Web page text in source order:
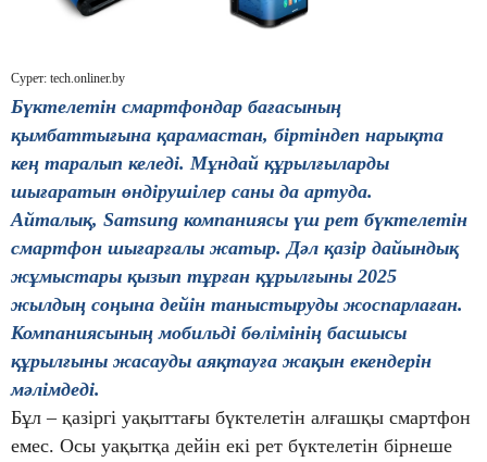
Сурет: tech.onliner.by
Бүктелетін смартфондар бағасының
қымбаттығына қарамастан, біртіндеп нарықта
кең таралып келеді. Мұндай құрылғыларды
шығаратын өндірушілер саны да артуда.
Айталық, Samsung компаниясы үш рет бүктелетін
смартфон шығарғалы жатыр. Дәл қазір дайындық
жұмыстары қызып тұрған құрылғыны 2025
жылдың соңына дейін таныстыруды жоспарлаған.
Компаниясының мобильді бөлімінің басшысы
құрылғыны жасауды аяқтауға жақын екендерін
мәлімдеді.
Бұл – қазіргі уақыттағы бүктелетін алғашқы смартфон
емес. Осы уақытқа дейін екі рет бүктелетін бірнеше